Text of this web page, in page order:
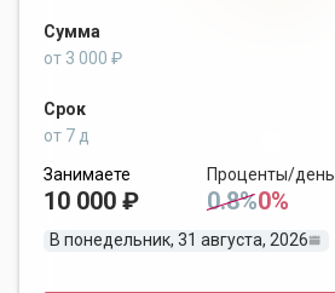
Сумма
от 3 000 ₽
Срок
от 7 д
Занимаете
10 000 ₽
Проценты/день
0.8%0%
В понедельник, 31 августа, 2026